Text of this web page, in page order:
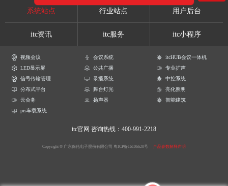
系统站点 行业站点 用户后台
itc资讯 itc服务 itc小程序
视频会议 会议系统
itcHUB会议一体机
LED显示屏
公共广播
专业扩声
信号传输管理
录播系统
中控系统
分布式平台
舞台灯光
亮化照明
云会务
扬声器
智能建筑
pis车载系统
itc官网 咨询热线：400-991-2218
Copyright © 广东保伦电子股份有限公司 粤ICP备16106620号 产品参数解释声明